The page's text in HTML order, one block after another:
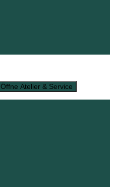
Öffne Atelier & Service